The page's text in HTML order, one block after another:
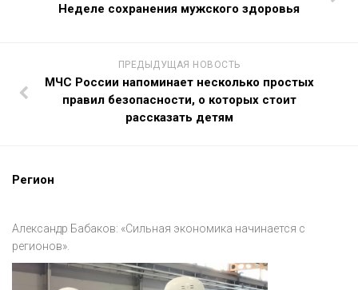
Неделе сохранения мужского здоровья
ПРЕДЫДУЩАЯ НОВОСТЬ
МЧС России напоминает несколько простых
правил безопасности, о которых стоит
рассказать детям
Регион
Александр Бабаков: «Сильная экономика начинается с
регионов».